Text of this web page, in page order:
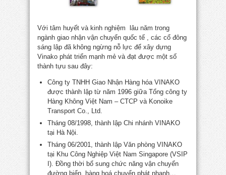
Với tâm huyết và kinh nghiệm lâu năm trong
ngành giao nhận vận chuyển quốc tế , các cổ đông
sáng lập đã không ngừng nỗ lực để xây dựng
Vinako phát triển mạnh mẻ và đạt được một số
thành tựu sau đây:
Công ty TNHH Giao Nhận Hàng hóa VINAKO
được thành lập từ năm 1996 giữa Tổng công ty
Hàng Không Việt Nam – CTCP và Konoike
Transport Co., Ltd.
Tháng 08/1998, thành lập Chi nhánh VINAKO
tại Hà Nội.
Tháng 06/2001, thành lập Văn phòng VINAKO
tại Khu Công Nghiệp Việt Nam Singapore (VSIP
I). Đồng thời bổ sung chức năng vận chuyển
đường biển, hàng hoá chuyển phát nhanh…